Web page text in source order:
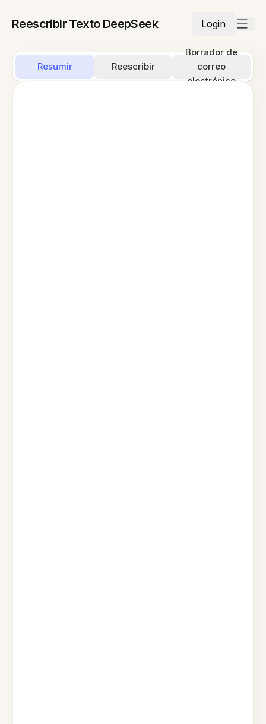
Reescribir Texto DeepSeek Login
Resumir Reescribir
Borrador de
correo
electrónico